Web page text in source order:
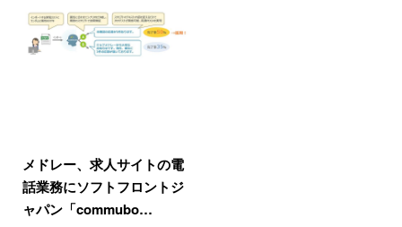
メドレー、求人サイトの電
話業務にソフトフロントジ
ャパン「commubo…